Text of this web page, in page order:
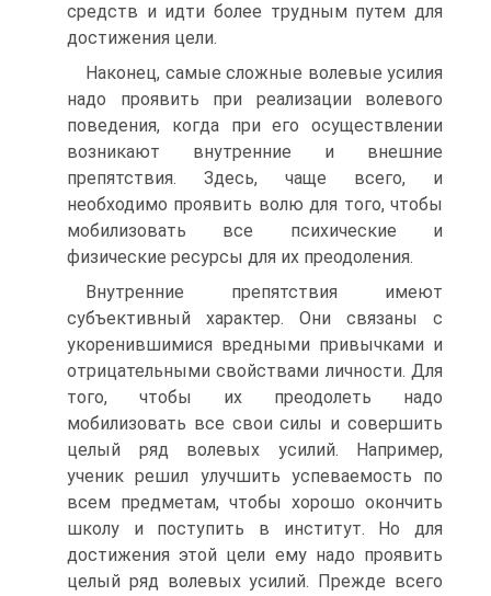
средств и идти более трудным путем для
достижения цели.
Наконец, самые сложные волевые усилия
надо проявить при реализации волевого
поведения, когда при его осуществлении
возникают внутренние и внешние
препятствия. Здесь, чаще всего, и
необходимо проявить волю для того, чтобы
мобилизовать все психические и
физические ресурсы для их преодоления.
Внутренние препятствия имеют
субъективный характер. Они связаны с
укоренившимися вредными привычками и
отрицательными свойствами личности. Для
того, чтобы их преодолеть надо
мобилизовать все свои силы и совершить
целый ряд волевых усилий. Например,
ученик решил улучшить успеваемость по
всем предметам, чтобы хорошо окончить
школу и поступить в институт. Но для
достижения этой цели ему надо проявить
целый ряд волевых усилий. Прежде всего